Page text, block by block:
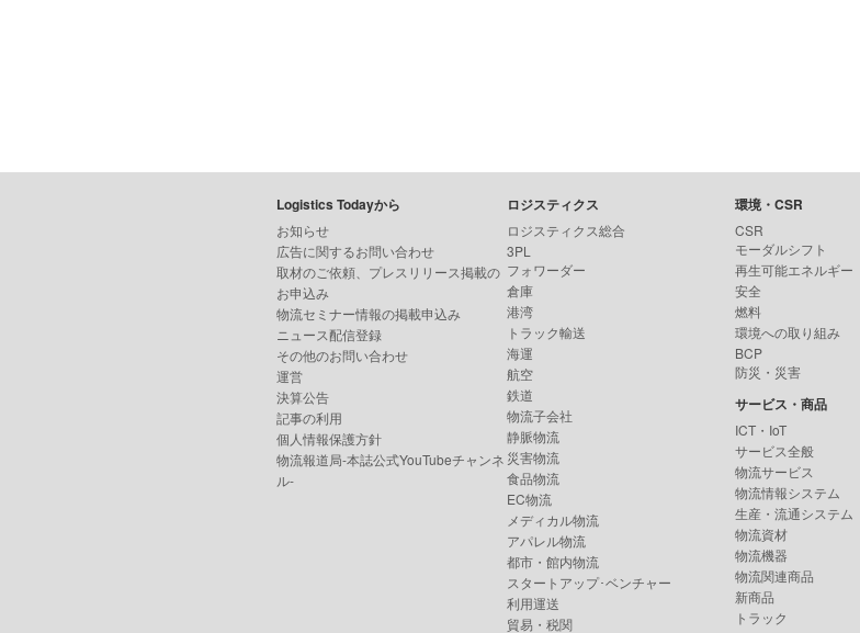
Logistics Todayから
お知らせ
広告に関するお問い合わせ
取材のご依頼、プレスリリース掲載の
お申込み
物流セミナー情報の掲載申込み
ニュース配信登録
その他のお問い合わせ
運営
決算公告
記事の利用
個人情報保護方針
物流報道局-本誌公式YouTubeチャンネ
ル-
ロジスティクス
ロジスティクス総合
3PL
フォワーダー
倉庫
港湾
トラック輸送
海運
航空
鉄道
物流子会社
静脈物流
災害物流
食品物流
EC物流
メディカル物流
アパレル物流
都市・館内物流
スタートアップ･ベンチャー
利用運送
貿易・税関
環境・CSR
CSR
モーダルシフト
再生可能エネルギー
安全
燃料
環境への取り組み
BCP
防災・災害
サービス・商品
ICT・IoT
サービス全般
物流サービス
物流情報システム
生産・流通システム
物流資材
物流機器
物流関連商品
新商品
トラック